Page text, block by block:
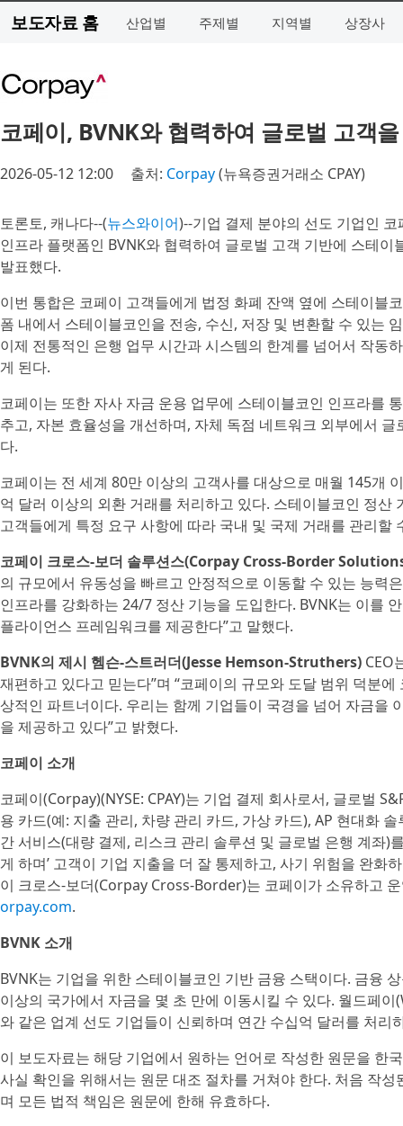
보도자료 홈 산업별 주제별 지역별 상장사
코페이, BVNK와 협력하여 글로벌 고객
2026-05-12 12:00 출처: Corpay(뉴욕증권거래소 CPAY)
토론토, 캐나다--(뉴스와이어)--기업 결제 분야의 선도 기업인
인프라 플랫폼인 BVNK와 협력하여 글로벌 고객 기반에 스테
발표했다.
이번 통합은 코페이 고객들에게 법정 화폐 잔액 옆에 스테이블
폼 내에서 스테이블코인을 전송, 수신, 저장 및 변환할 수 있는
이제 전통적인 은행 업무 시간과 시스템의 한계를 넘어서 작동
게 된다.
코페이는 또한 자사 자금 운용 업무에 스테이블코인 인프라를
추고, 자본 효율성을 개선하며, 자체 독점 네트워크 외부에서
다.
코페이는 전 세계 80만 이상의 고객사를 대상으로 매월 145개
억 달러 이상의 외환 거래를 처리하고 있다. 스테이블코인 정
고객들에게 특정 요구 사항에 따라 국내 및 국제 거래를 관리할
코페이 크로스-보더 솔루션스(Corpay Cross-Border
의 규모에서 유동성을 빠르고 안정적으로 이동할 수 있는 능력
인프라를 강화하는 24/7 정산 기능을 도입한다. BVNK는 이를
플라이언스 프레임워크를 제공한다”고 말했다.
BVNK의 제시 헴슨-스트러더(Jesse Hemson-Struthers) CEO
재편하고 있다고 믿는다”며 “코페이의 규모와 도달 범위 덕분
상적인 파트너이다. 우리는 함께 기업들이 국경을 넘어 자금을
을 제공하고 있다”고 밝혔다.
코페이 소개
코페이(Corpay)(NYSE: CPAY)는 기업 결제 회사로서, 글로벌
용 카드(예: 지출 관리, 차량 관리 카드, 가상 카드), AP 현대화
간 서비스(대량 결제, 리스크 관리 솔루션 및 글로벌 은행 계좌)
게 하며’ 고객이 기업 지출을 더 잘 통제하고, 사기 위험을 완화
이 크로스-보더(Corpay Cross-Border)는 코페이가 소유하고
orpay.com.
BVNK 소개
BVNK는 기업을 위한 스테이블코인 기반 금융 스택이다. 금융
이상의 국가에서 자금을 몇 초 만에 이동시킬 수 있다. 월드페
와 같은 업계 선도 기업들이 신뢰하며 연간 수십억 달러를 처리
이 보도자료는 해당 기업에서 원하는 언어로 작성한 원문을 한
사실 확인을 위해서는 원문 대조 절차를 거쳐야 한다. 처음 작
며 모든 법적 책임은 원문에 한해 유효하다.